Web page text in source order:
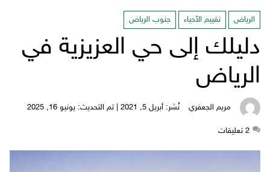
الرياض تقييم الأحياء جنوب الرياض
دليلك إلى حي العزيزية في
الرياض
مريم الجعفري نُشر: أبريل 5, 2021 | تم التحديث: يونيو 16, 2025
2 ‫تعليقات‬